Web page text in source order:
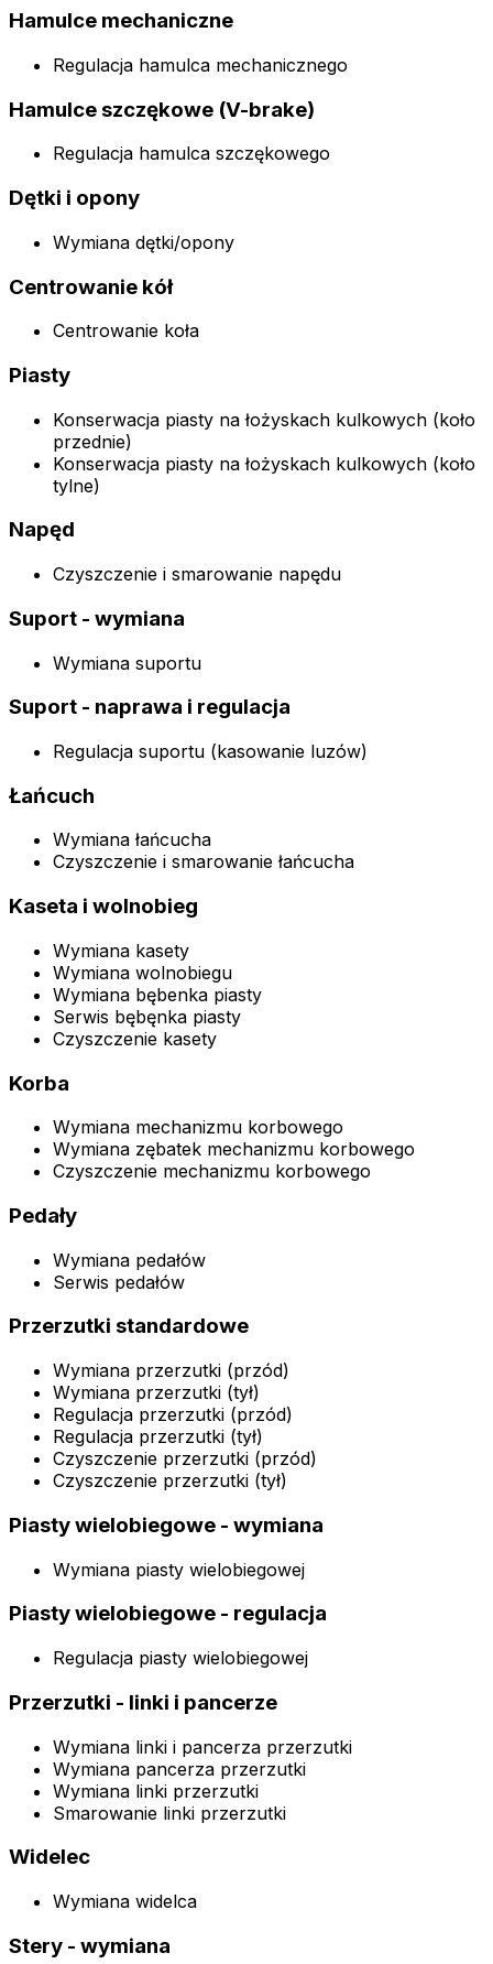
Hamulce mechaniczne
Regulacja hamulca mechanicznego
Hamulce szczękowe (V-brake)
Regulacja hamulca szczękowego
Dętki i opony
Wymiana dętki/opony
Centrowanie kół
Centrowanie koła
Piasty
Konserwacja piasty na łożyskach kulkowych (koło
przednie)
Konserwacja piasty na łożyskach kulkowych (koło
tylne)
Napęd
Czyszczenie i smarowanie napędu
Suport - wymiana
Wymiana suportu
Suport - naprawa i regulacja
Regulacja suportu (kasowanie luzów)
Łańcuch
Wymiana łańcucha
Czyszczenie i smarowanie łańcucha
Kaseta i wolnobieg
Wymiana kasety
Wymiana wolnobiegu
Wymiana bębenka piasty
Serwis bębęnka piasty
Czyszczenie kasety
Korba
Wymiana mechanizmu korbowego
Wymiana zębatek mechanizmu korbowego
Czyszczenie mechanizmu korbowego
Pedały
Wymiana pedałów
Serwis pedałów
Przerzutki standardowe
Wymiana przerzutki (przód)
Wymiana przerzutki (tył)
Regulacja przerzutki (przód)
Regulacja przerzutki (tył)
Czyszczenie przerzutki (przód)
Czyszczenie przerzutki (tył)
Piasty wielobiegowe - wymiana
Wymiana piasty wielobiegowej
Piasty wielobiegowe - regulacja
Regulacja piasty wielobiegowej
Przerzutki - linki i pancerze
Wymiana linki i pancerza przerzutki
Wymiana pancerza przerzutki
Wymiana linki przerzutki
Smarowanie linki przerzutki
Widelec
Wymiana widelca
Stery - wymiana